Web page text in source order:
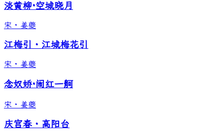
淡黄柳·空城晓月
宋 · 姜夔
江梅引・江城梅花引
宋 · 姜夔
念奴娇·闹红一舸
宋 · 姜夔
庆宫春・高阳台